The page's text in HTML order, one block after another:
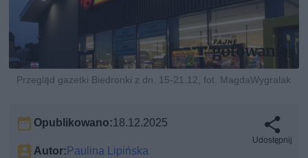
Przegląd gazetki Biedronki z dn. 15-21.12, fot. MagdaWygralak
Opublikowano:18.12.2025
Autor:Paulina Lipińska
Udostępnij